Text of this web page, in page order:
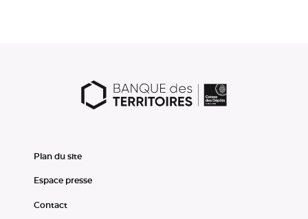
Plan du site
Espace presse
Contact